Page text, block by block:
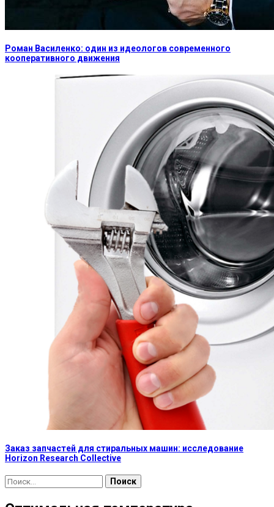
Роман Василенко: один из идеологов современного
кооперативного движения
Заказ запчастей для стиральных машин: исследование
Horizon Research Collective
Найти: